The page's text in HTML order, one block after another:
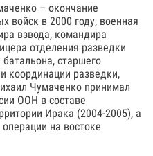
– окончание
войск в 2000 году, военная
взвода, командира
отделения разведки
старшего
координации разведки,
Чумаченко принимал
ООН в составе
Ирака (2004-2005), а
на востоке